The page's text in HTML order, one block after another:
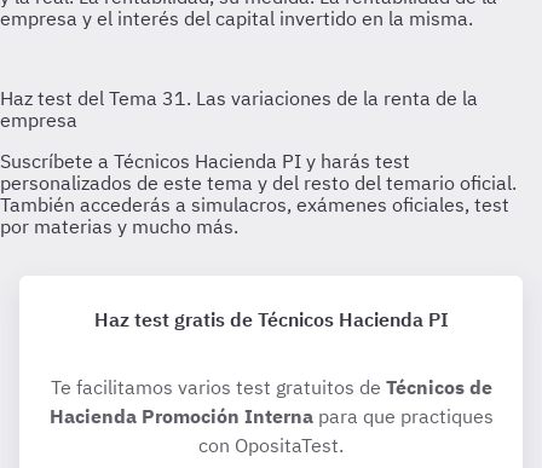
Haz test gratis de Técnicos Hacienda PI
Te facilitamos varios test gratuitos de Técnicos de
Hacienda Promoción Internapara que practiques
con OpositaTest.